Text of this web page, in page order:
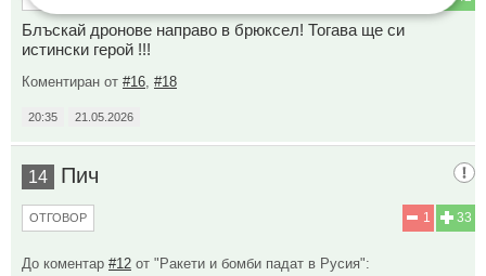
Блъскай дронове направо в брюксел! Тогава ще си
истински герой !!!
Коментиран от #16 #18
20:35 21.05.2026
14 Пич
33
1
ОТГОВОР
До коментар #12 от "Ракети и бомби падат в Русия":